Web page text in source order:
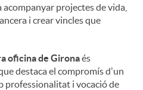
acompanyar projectes de vida,
i crear vincles que
oficina de Gironaés
destaca el compromís d'un
professionalitat i vocació de